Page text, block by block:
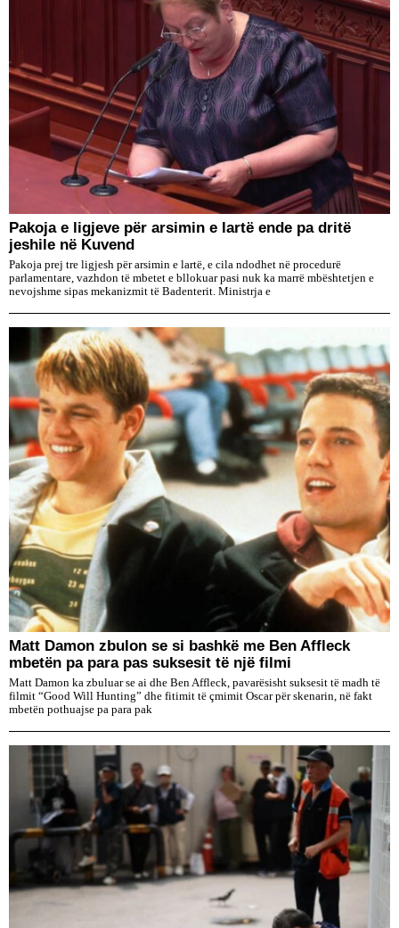
Pakoja e ligjeve për arsimin e lartë ende pa dritë
jeshile në Kuvend
Pakoja prej tre ligjesh për arsimin e lartë, e cila ndodhet në procedurë
parlamentare, vazhdon të mbetet e bllokuar pasi nuk ka marrë mbështetjen e
nevojshme sipas mekanizmit të Badenterit. Ministrja e
Matt Damon zbulon se si bashkë me Ben Affleck
mbetën pa para pas suksesit të një filmi
Matt Damon ka zbuluar se ai dhe Ben Affleck, pavarësisht suksesit të madh të
filmit “Good Will Hunting” dhe fitimit të çmimit Oscar për skenarin, në fakt
mbetën pothuajse pa para pak